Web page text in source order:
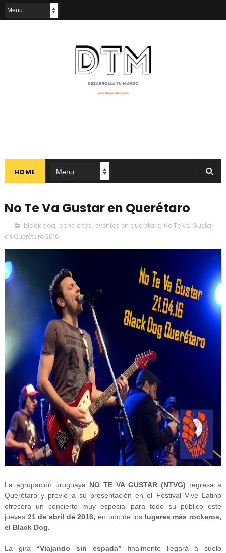
HOME
No Te Va Gustar en Querétaro
black dog, conciertos, eventos en queretaro, No Te Va Gustar
en Querétaro 2016
La agrupación uruguaya NO TE VA GUSTAR (NTVG) regresa a
Querétaro y previo a su presentación en el Festival Vive Latino
ofrecerá un concierto muy especial para todo su público este
jueves 21 de abril de 2016, en uno de los lugares más rockeros,
el Black Dog.
La gira “Viajando sin espada” finalmente llegará a suelo